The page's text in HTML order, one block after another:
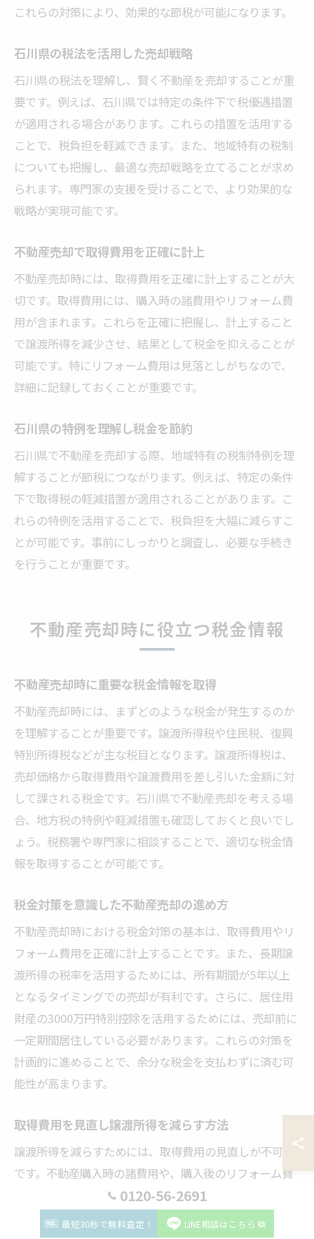
これらの対策により、効果的な節税が可能になります。
石川県の税法を活用した売却戦略
石川県の税法を理解し、賢く不動産を売却することが重
要です。例えば、石川県では特定の条件下で税優遇措置
が適用される場合があります。これらの措置を活用する
ことで、税負担を軽減できます。また、地域特有の税制
についても把握し、最適な売却戦略を立てることが求め
られます。専門家の支援を受けることで、より効果的な
戦略が実現可能です。
不動産売却で取得費用を正確に計上
不動産売却時には、取得費用を正確に計上することが大
切です。取得費用には、購入時の諸費用やリフォーム費
用が含まれます。これらを正確に把握し、計上すること
で譲渡所得を減少させ、結果として税金を抑えることが
可能です。特にリフォーム費用は見落としがちなので、
詳細に記録しておくことが重要です。
石川県の特例を理解し税金を節約
石川県で不動産を売却する際、地域特有の税制特例を理
解することが節税につながります。例えば、特定の条件
下で取得税の軽減措置が適用されることがあります。こ
れらの特例を活用することで、税負担を大幅に減らすこ
とが可能です。事前にしっかりと調査し、必要な手続き
を行うことが重要です。
不動産売却時に役立つ税金情報
不動産売却時に重要な税金情報を取得
不動産売却時には、まずどのような税金が発生するのか
を理解することが重要です。譲渡所得税や住民税、復興
特別所得税などが主な税目となります。譲渡所得税は、
売却価格から取得費用や譲渡費用を差し引いた金額に対
して課される税金です。石川県で不動産売却を考える場
合、地方税の特例や軽減措置も確認しておくと良いでし
ょう。税務署や専門家に相談することで、適切な税金情
報を取得することが可能です。
税金対策を意識した不動産売却の進め方
不動産売却時における税金対策の基本は、取得費用やリ
フォーム費用を正確に計上することです。また、長期譲
渡所得の税率を活用するためには、所有期間が5年以上
となるタイミングでの売却が有利です。さらに、居住用
財産の3000万円特別控除を活用するためには、売却前に
一定期間居住している必要があります。これらの対策を
計画的に進めることで、余分な税金を支払わずに済む可
能性が高まります。
取得費用を見直し譲渡所得を減らす方法
譲渡所得を減らすためには、取得費用の見直しが不可欠
です。不動産購入時の諸費用や、購入後のリフォーム費
用を漏れなく計上することで、譲渡所得を減らすことが
できます。これにより、最終的に支払う税金を抑えるこ
0120-56-2691
最短30秒で無料査定！ LINE相談はこちら